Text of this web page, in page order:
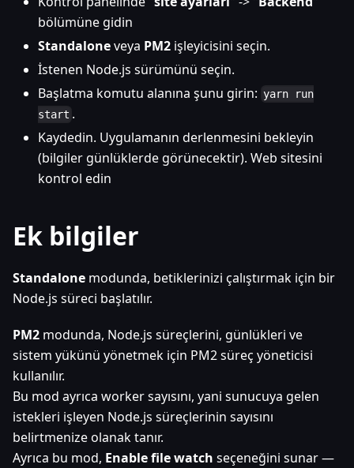
bölümüne gidin
Standaloneveya PM2 işleyicisini seçin.
İstenen Node.js sürümünü seçin.
Başlatma komutu alanına şunu girin: yarn run
start .
Kaydedin. Uygulamanın derlenmesini bekleyin
(bilgiler günlüklerde görünecektir). Web sitesini
kontrol edin
Ek bilgiler
Standalone modunda, betiklerinizi çalıştırmak için bir
Node.js süreci başlatılır.
PM2 modunda, Node.js süreçlerini, günlükleri ve
sistem yükünü yönetmek için PM2 süreç yöneticisi
kullanılır.
Bu mod ayrıca worker sayısını, yani sunucuya gelen
istekleri işleyen Node.js süreçlerinin sayısını
belirtmenize olanak tanır.
Ayrıca bu mod, Enable file watch seçeneğini sunar —